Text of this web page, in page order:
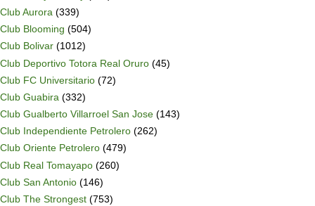
Club Aurora (339)
Club Blooming (504)
Club Bolivar (1012)
Club Deportivo Totora Real Oruro (45)
Club FC Universitario (72)
Club Guabira (332)
Club Gualberto Villarroel San Jose (143)
Club Independiente Petrolero (262)
Club Oriente Petrolero (479)
Club Real Tomayapo (260)
Club San Antonio (146)
Club The Strongest (753)